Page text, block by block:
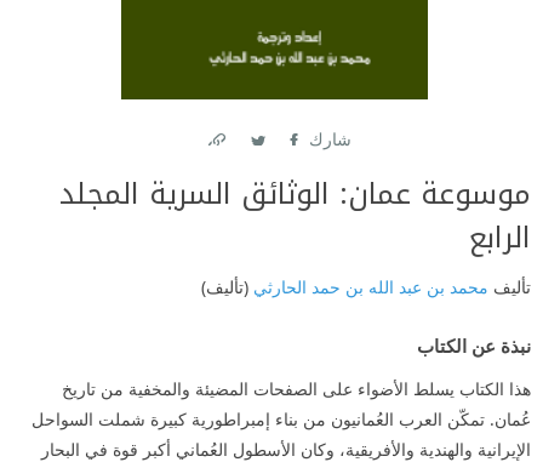
شارك
موسوعة عمان: الوثائق السرية المجلد
الرابع
تأليف محمد بن عبد الله بن حمد الحارثي (تأليف)
نبذة عن الكتاب
هذا الكتاب يسلط الأضواء على الصفحات المضيئة والمخفية من تاريخ
عُمان. تمكّن العرب العُمانيون من بناء إمبراطورية كبيرة شملت السواحل
الإيرانية والهندية والأفريقية، وكان الأسطول العُماني أكبر قوة في البحار